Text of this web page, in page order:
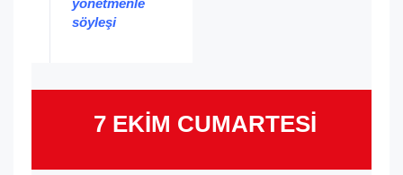
yönetmenle
söyleşi
7 EKİM CUMARTESİ